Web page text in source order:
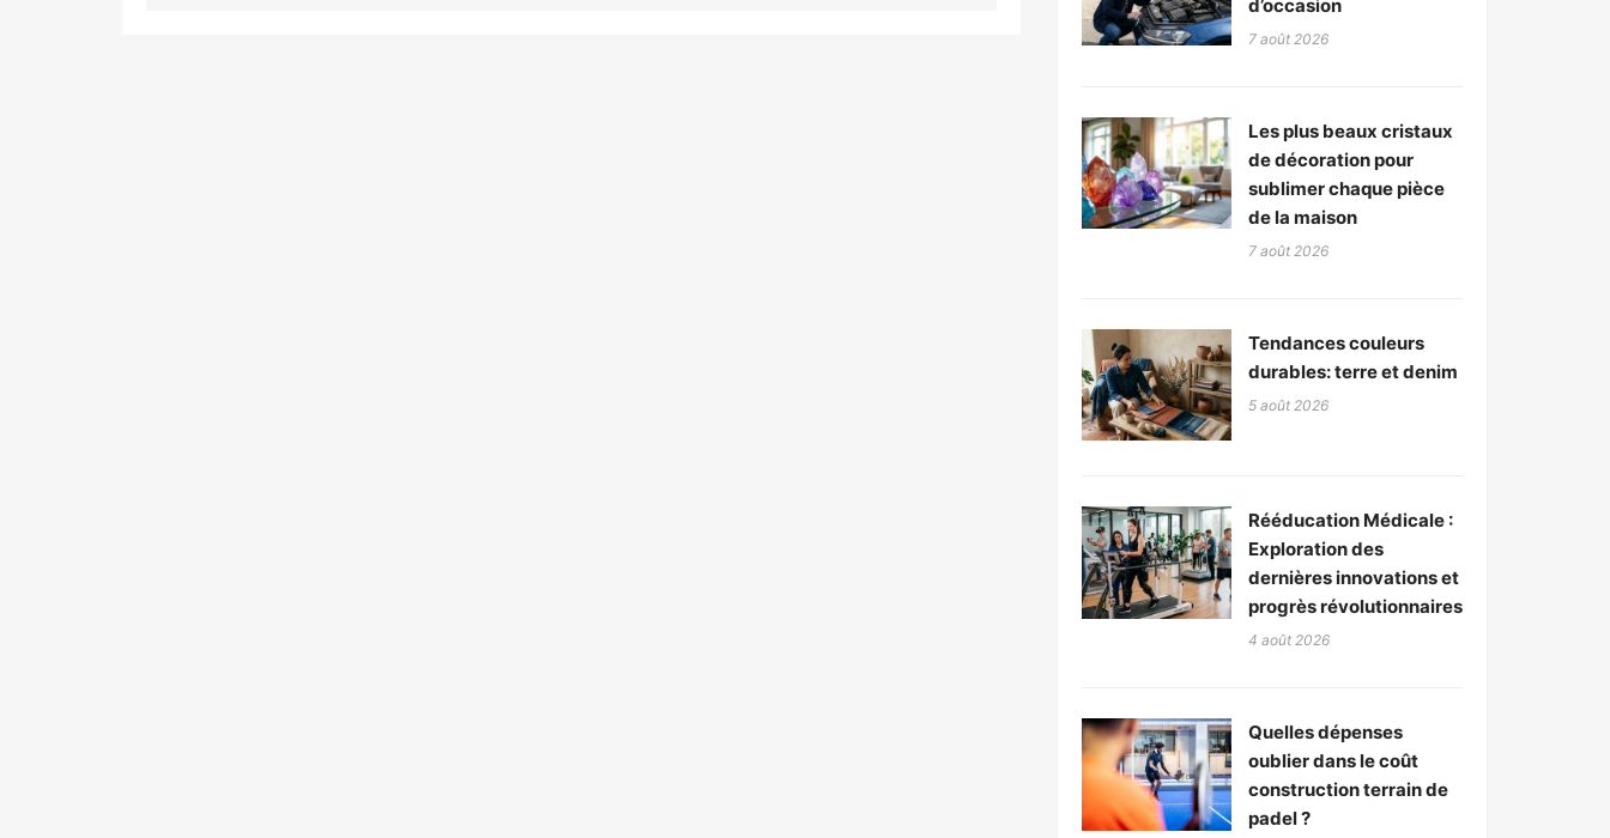
d’occasion
7 août 2026
Les plus beaux cristaux
de décoration pour
sublimer chaque pièce
de la maison
7 août 2026
Tendances couleurs
durables: terre et denim
5 août 2026
Rééducation Médicale :
Exploration des
dernières innovations et
progrès révolutionnaires
4 août 2026
Quelles dépenses
oublier dans le coût
construction terrain de
padel ?